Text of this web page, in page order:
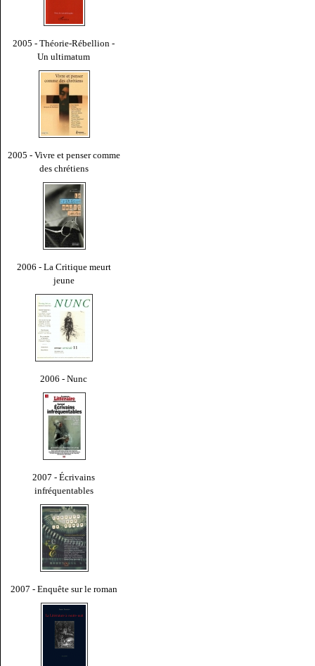
2005 - Théorie-Rébellion -
Un ultimatum
2005 - Vivre et penser comme
des chrétiens
2006 - La Critique meurt
jeune
2006 - Nunc
2007 - Écrivains
infréquentables
2007 - Enquête sur le roman